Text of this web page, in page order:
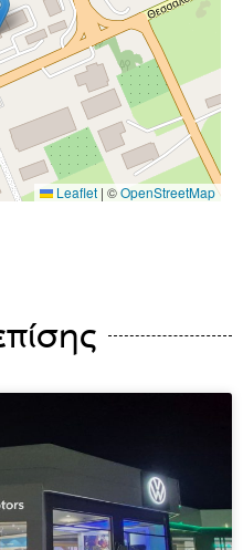
Leaflet | ©OpenStreetMap